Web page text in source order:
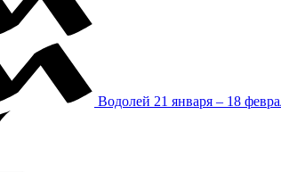
Водолей 21 января – 18